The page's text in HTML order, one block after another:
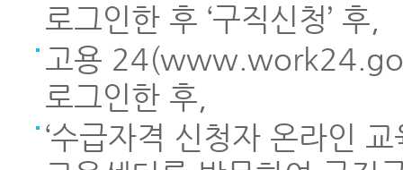
로그인한 후 ‘구직신청’ 후,
고용
로그인한 후,
‘수급자격 신청자 온라인